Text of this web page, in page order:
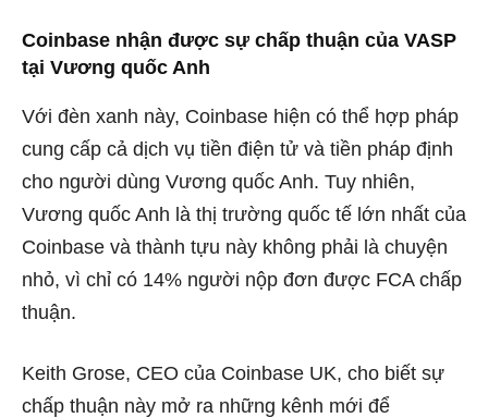
Coinbase nhận được sự chấp thuận của VASP
tại Vương quốc Anh
Với đèn xanh này, Coinbase hiện có thể hợp pháp
cung cấp cả dịch vụ tiền điện tử và tiền pháp định
cho người dùng Vương quốc Anh. Tuy nhiên,
Vương quốc Anh là thị trường quốc tế lớn nhất của
Coinbase và thành tựu này không phải là chuyện
nhỏ, vì chỉ có 14% người nộp đơn được FCA chấp
thuận.
Keith Grose, CEO của Coinbase UK, cho biết sự
chấp thuận này mở ra những kênh mới để